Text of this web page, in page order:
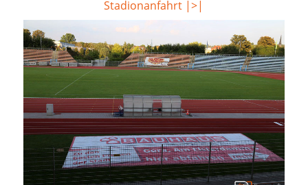
Stadionanfahrt |>|